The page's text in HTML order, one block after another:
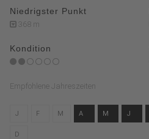
Niedrigster Punkt
368 m
Kondition
Empfohlene Jahreszeiten
J F M A M J
D